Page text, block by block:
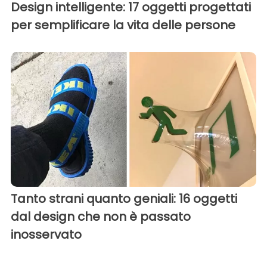
Design intelligente: 17 oggetti progettati
per semplificare la vita delle persone
Tanto strani quanto geniali: 16 oggetti
dal design che non è passato
inosservato